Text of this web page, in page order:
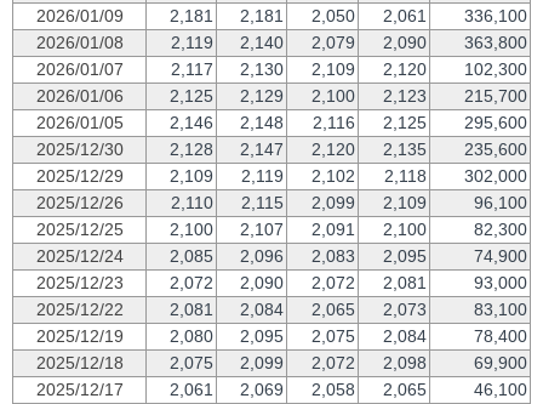
2026/01/09
2,181 2,181 2,050 2,061
336,100
2026/01/08
2,119 2,140 2,079 2,090
363,800
2026/01/07
2,117 2,130 2,109 2,120
102,300
2026/01/06
2,125 2,129 2,100 2,123
215,700
2026/01/05
2,146 2,148 2,116 2,125
295,600
2025/12/30
2,128 2,147 2,120 2,135
235,600
2025/12/29
2,109 2,119 2,102 2,118
302,000
2025/12/26
2,110 2,115 2,099 2,109
96,100
2025/12/25
2,100 2,107 2,091 2,100
82,300
2025/12/24
2,085 2,096 2,083 2,095
74,900
2025/12/23
2,072 2,090 2,072 2,081
93,000
2025/12/22
2,081 2,084 2,065 2,073
83,100
2025/12/19
2,080 2,095 2,075 2,084
78,400
2025/12/18
2,075 2,099 2,072 2,098
69,900
2025/12/17
2,061 2,069 2,058 2,065
46,100